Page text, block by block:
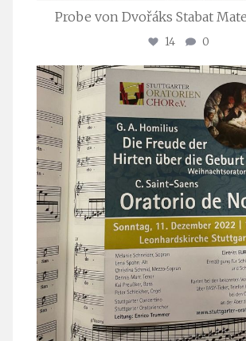
Probe von Dvořáks Stabat
14 0
stuttgarter_oratorienchor
Nov. 29